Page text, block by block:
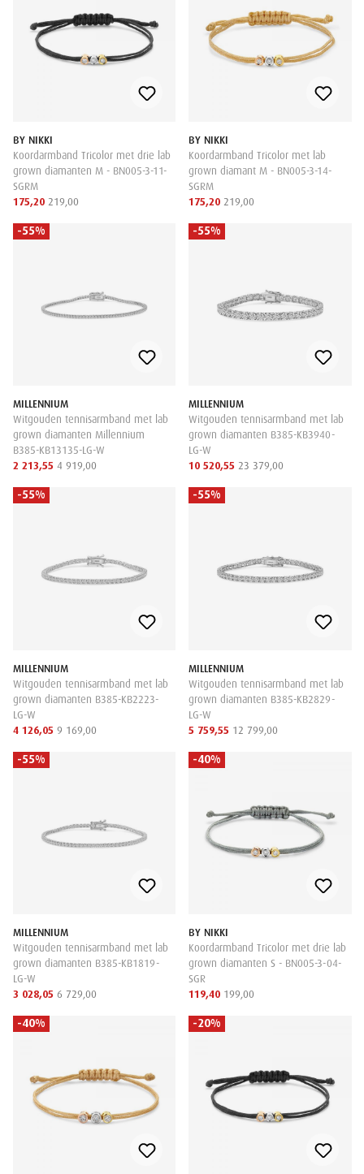
BY NIKKI
Koordarmband Tricolor met drie lab
grown diamanten M - BN005-3-11-
SGRM
175,20 219,00
BY NIKKI
Koordarmband Tricolor met lab
grown diamant M - BN005-3-14-
SGRM
175,20 219,00
-55%
MILLENNIUM
Witgouden tennisarmband met lab
grown diamanten Millennium
B385-KB13135-LG-W
2 213,55 4 919,00
-55%
MILLENNIUM
Witgouden tennisarmband met lab
grown diamanten B385-KB3940-
LG-W
10 520,55 23 379,00
-55%
MILLENNIUM
Witgouden tennisarmband met lab
grown diamanten B385-KB2223-
LG-W
4 126,05 9 169,00
-55%
MILLENNIUM
Witgouden tennisarmband met lab
grown diamanten B385-KB2829-
LG-W
5 759,55 12 799,00
-55%
MILLENNIUM
Witgouden tennisarmband met lab
grown diamanten B385-KB1819-
LG-W
3 028,05 6 729,00
-40%
BY NIKKI
Koordarmband Tricolor met drie lab
grown diamanten S - BN005-3-04-
SGR
119,40 199,00
-40% -20%